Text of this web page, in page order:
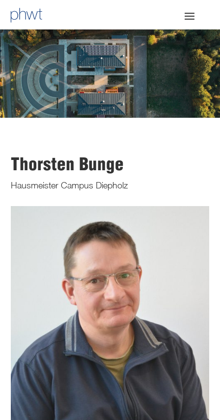
Thorsten Bunge
Hausmeister Campus Diepholz